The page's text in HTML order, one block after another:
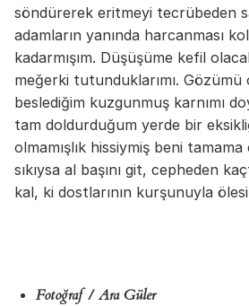
söndürerek eritmeyi tecrübeden
adamların yanında harcanması
kadarmışım. Düşüşüme kefil
meğerki tutunduklarımı. Gözümü
beslediğim kuzgunmuş karnımı
tam doldurduğum yerde bir
olmamışlık hissiymiş beni
sıkıysa al başını git, cepheden
kal, ki dostlarının kurşunuyla
Fotoğraf / Ara Güler